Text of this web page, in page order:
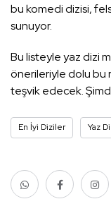
bu komedi dizisi,
sunuyor.
Bu listeyle yaz dizi
önerileriyle dolu bu
teşvik edecek.
En İyi Diziler Yaz